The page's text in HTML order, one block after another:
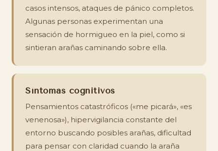
casos intensos, ataques de pánico completos.
Algunas personas experimentan una
sensación de hormigueo en la piel, como si
sintieran arañas caminando sobre ella.
Síntomas cognitivos
Pensamientos catastróficos («me picará», «es
venenosa»), hipervigilancia constante del
entorno buscando posibles arañas, dificultad
para pensar con claridad cuando la araña